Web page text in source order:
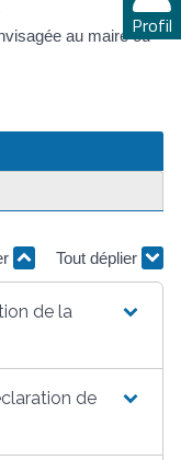
Profil
au maire ou
Tout déplier
de la
de